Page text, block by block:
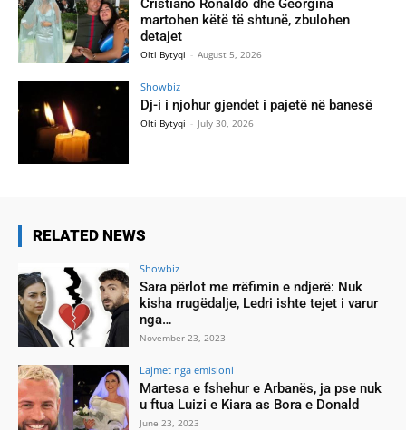
Cristiano Ronaldo dhe Georgina
martohen këtë të shtunë, zbulohen
detajet
Olti Bytyqi - August 5, 2026
Showbiz
Dj-i i njohur gjendet i pajetë në banesë
Olti Bytyqi - July 30, 2026
RELATED NEWS
Showbiz
Sara përlot me rrëfimin e ndjerë: Nuk
kisha rrugëdalje, Ledri ishte tejet i varur
nga…
November 23, 2023
Lajmet nga emisioni
Martesa e fshehur e Arbanës, ja pse nuk
u ftua Luizi e Kiara as Bora e Donald
June 23, 2023